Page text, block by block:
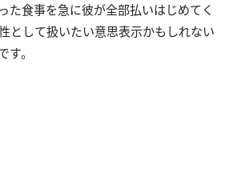
た食事を急に彼が全部払いはじめてく
として扱いたい意思表示かもしれない
。